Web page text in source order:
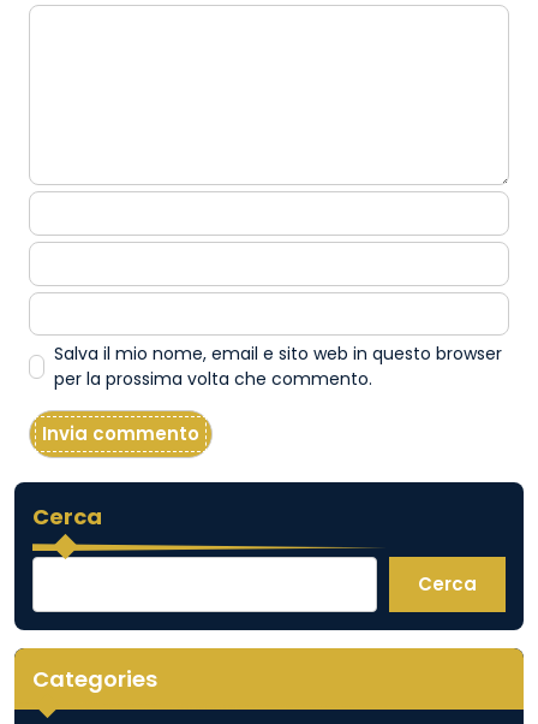
Salva il mio nome, email e sito web in questo browser
per la prossima volta che commento.
Cerca
Cerca
Categories